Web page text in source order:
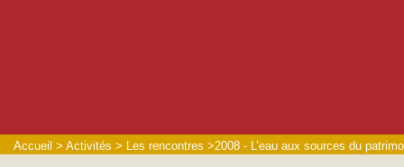
Accueil > Activités > Les rencontres >2008 - L’eau aux sources du